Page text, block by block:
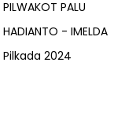
PILWAKOT PALU
HADIANTO - IMELDA
Pilkada 2024